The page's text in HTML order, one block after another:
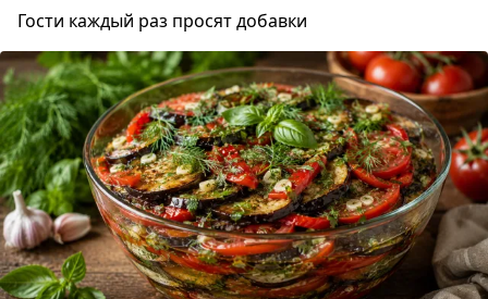
Гости каждый раз просят добавки